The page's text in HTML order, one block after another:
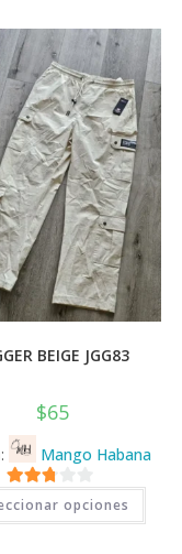
Las
se
en
de
BEIGE JGG83
$65
Mango Habana
2.71
de 5
opciones
Este
tiene